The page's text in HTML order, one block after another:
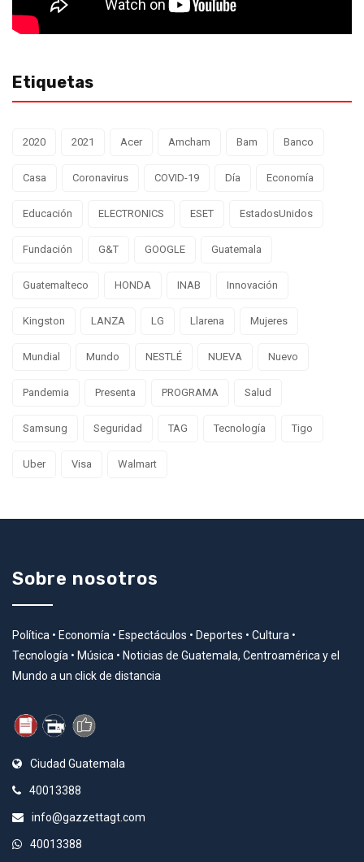
Etiquetas
2020 2021 Acer Amcham Bam Banco
Casa Coronavirus COVID-19 Día Economía
Educación ELECTRONICS ESET EstadosUnidos
Fundación G&T GOOGLE Guatemala
Guatemalteco HONDA INAB Innovación
Kingston LANZA LG Llarena Mujeres
Mundial Mundo NESTLÉ NUEVA Nuevo
Pandemia Presenta PROGRAMA Salud
Samsung Seguridad TAG Tecnología Tigo
Uber Visa Walmart
Sobre nosotros
Política • Economía • Espectáculos • Deportes • Cultura •
Tecnología • Música • Noticias de Guatemala, Centroamérica y el
Mundo a un click de distancia
Ciudad Guatemala
40013388
info@gazzettagt.com
40013388